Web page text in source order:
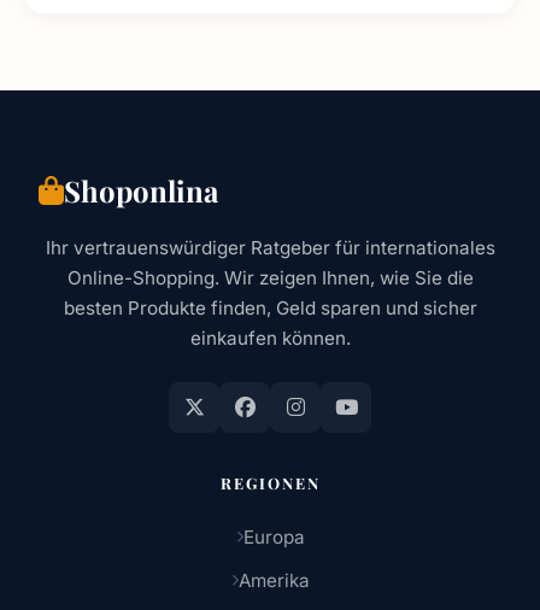
Shoponlina
Ihr vertrauenswürdiger Ratgeber für internationales
Online-Shopping. Wir zeigen Ihnen, wie Sie die
besten Produkte finden, Geld sparen und sicher
einkaufen können.
REGIONEN
Europa
Amerika